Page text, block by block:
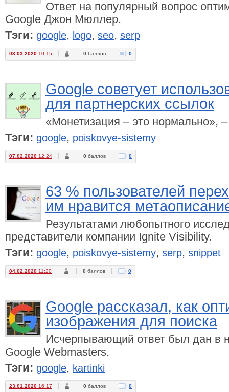
Ответ на популярный вопрос
Google Джон Мюллер.
Тэги: google, logo, seo, serp
03.03.2020 10:15 0 баллов 0
Google советует
для партнерских ссылок
«Монетизация – это нормально»,
Тэги: google, poiskovye-sistemy
07.02.2020 12:24 0 баллов 0
63 % пользователей
им нравится
Результатами любопытного
представители компании Ignite Visibility.
Тэги: google, poiskovye-sistemy, serp, snippet
04.02.2020 11:20 0 баллов 0
Google рассказал, как
изображения для поиска
Исчерпывающий ответ был дан в
Google Webmasters.
Тэги: google, kartinki
23.01.2020 16:17 0 баллов 0